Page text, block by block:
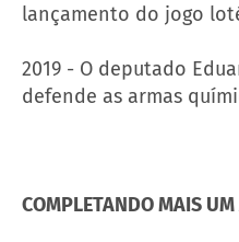
lançamento do jogo
2019 - O deputado
defende as armas
COMPLETANDO MAIS UM